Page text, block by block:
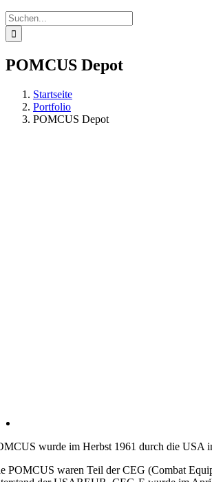
Suche
nach:
POMCUS Depot
Startseite
Portfolio
POMCUS Depot
wurde im Herbst 1961 durch die USA
POMCUS waren Teil der CEG (Combat